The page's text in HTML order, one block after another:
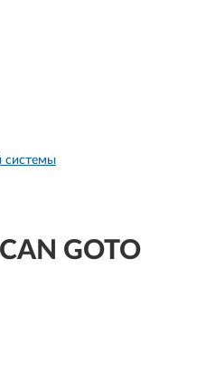
системы
GOTO